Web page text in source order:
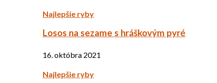
Najlepšie ryby
Losos na sezame s hráškovým pyré
16. októbra 2021
Najlepšie ryby